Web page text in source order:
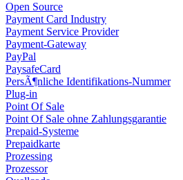
Open Source
Payment Card Industry
Payment Service Provider
Payment-Gateway
PayPal
PaysafeCard
PersÃ¶nliche Identifikations-Nummer
Plug-in
Point Of Sale
Point Of Sale ohne Zahlungsgarantie
Prepaid-Systeme
Prepaidkarte
Prozessing
Prozessor